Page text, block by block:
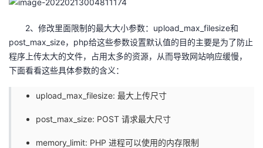
子
直
播
的
活
动
我
的
关
我
2、修改里面限制的最大大小参数：upload_max_filesize和
post_max_size，php给这些参数设置默认值的目的主要是为了防止
程序上传太大的文件，占用太多的资源，从而导致网站响应缓慢，
下面看看这些具体参数的含义：
upload_max_filesize: 最大上传尺寸
post_max_size: POST 请求最大尺寸
memory_limit: PHP 进程可以使用的内存限制